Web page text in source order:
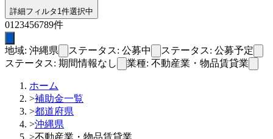
詳細フィルタ 1件選択中
01 23456789件
地域: 沖縄県 ステータス: 公募中
ステータス: 公募予定
ステータス: 期間情報なし
業種: 不動産業・物品賃貸業
ホーム
>補助金一覧
>都道府県
>沖縄県
>不動産業・物品賃貸業